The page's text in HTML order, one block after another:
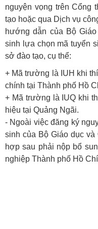
nguyện vọng trên Cổng
tạo hoặc qua Dịch vụ
hướng dẫn của Bộ
sinh lựa chọn mã tuyển
sở đào tạo, cụ thể:
+ Mã trường là IUH khi
chính tại Thành phố Hồ
+ Mã trường là IUQ khi
hiệu tại Quảng Ngãi.
- Ngoài việc đăng ký
sinh của Bộ Giáo dục
hợp sau phải nộp bổ
nghiệp Thành phố Hồ